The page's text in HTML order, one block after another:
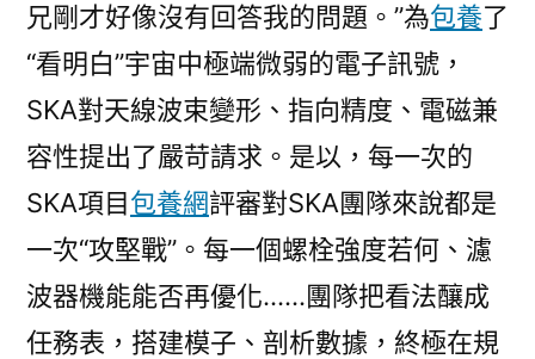
兄剛才好像沒有回答我的問題。”為包養了
“看明白”宇宙中極端微弱的電子訊號，
SKA對天線波束變形、指向精度、電磁兼
容性提出了嚴苛請求。是以，每一次的
SKA項目包養網評審對SKA團隊來說都是
一次“攻堅戰”。每一個螺栓強度若何、濾
波器機能能否再優化……團隊把看法釀成
任務表，搭建模子、剖析數據，終極在規